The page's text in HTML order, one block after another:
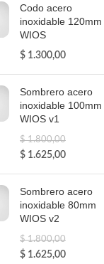
Codo acero
inoxidable 120mm
WIOS
$ 1.300,00
Sombrero acero
inoxidable 100mm
WIOS v1
$1.800,00
$ 1.625,00
Sombrero acero
inoxidable 80mm
WIOS v2
$1.800,00
$ 1.625,00